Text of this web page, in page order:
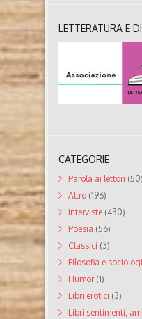
LETTERATURA E
CATEGORIE
Parola ai lettori (50)
Altro (196)
Interviste (430)
Poesia (56)
Classici (3)
Filosofia e
Humor(1)
Libri erotici (3)
Libri sentimenti,